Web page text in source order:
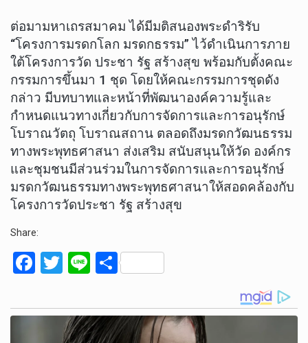
ต่อมามหาเถรสมาคม ได้มีมติสนองพระดำริรับ
“โครงการมรดกโลก มรดกธรรม” ไว้ดำเนินการภาย
ใต้โครงการวัด ประชา รัฐ สร้างสุข พร้อมกับตั้งคณะ
กรรมการขึ้นมา 1 ชุด โดยให้คณะกรรมการชุดดัง
กล่าว มีบทบาทและหน้าที่พัฒนาองค์ความรู้และ
กำหนดแนวทางเกี่ยวกับการจัดการและการอนุรักษ์
โบราณวัตถุ โบราณสถาน ตลอดถึงมรดกวัฒนธรรม
ทางพระพุทธศาสนา ส่งเสริม สนับสนุนให้วัด องค์กร
และชุมชนมีส่วนร่วมในการจัดการและการอนุรักษ์
มรดกวัฒนธรรมทางพระพุทธศาสนาให้สอดคล้องกับ
โครงการวัดประชา รัฐ สร้างสุข
Share:
F
ce
T
tt
er
Li
e
S
ar
e